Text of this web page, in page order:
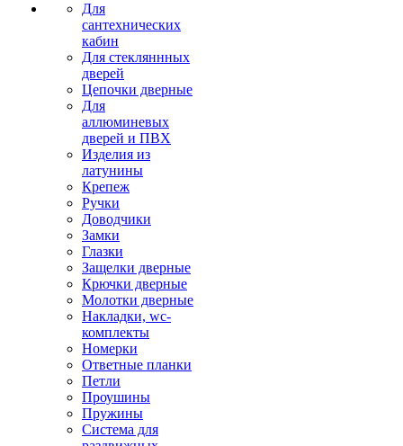
Для
сантехнических
кабин
Для стекляннных
дверей
Цепочки дверные
Для
аллюминевых
дверей и ПВХ
Изделия из
латунины
Крепеж
Ручки
Доводчики
Замки
Глазки
Защелки дверные
Крючки дверные
Молотки дверные
Накладки, wc-
комплекты
Номерки
Ответные планки
Петли
Проушины
Пружины
Система для